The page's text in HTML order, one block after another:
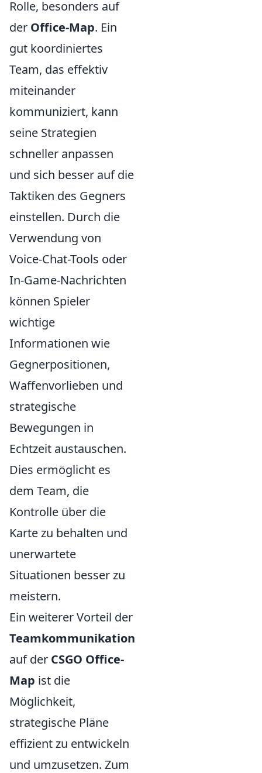
Rolle, besonders auf
der Office-Map. Ein
gut koordiniertes
Team, das effektiv
miteinander
kommuniziert, kann
seine Strategien
schneller anpassen
und sich besser auf die
Taktiken des Gegners
einstellen. Durch die
Verwendung von
Voice-Chat-Tools oder
In-Game-Nachrichten
können Spieler
wichtige
Informationen wie
Gegnerpositionen,
Waffenvorlieben und
strategische
Bewegungen in
Echtzeit austauschen.
Dies ermöglicht es
dem Team, die
Kontrolle über die
Karte zu behalten und
unerwartete
Situationen besser zu
meistern.
Ein weiterer Vorteil der
Teamkommunikation
auf der CSGO Office-
Map ist die
Möglichkeit,
strategische Pläne
effizient zu entwickeln
und umzusetzen. Zum